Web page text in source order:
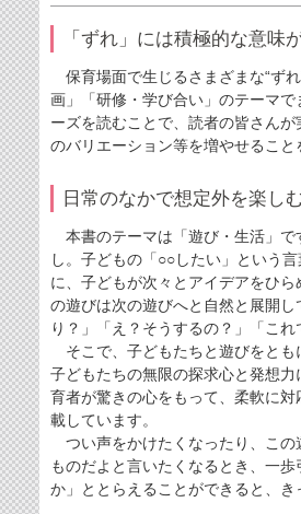
「ずれ」には積極的な意味
保育場面で生じるさまざまな“ず
画」「研修・学び合い」のテーマで
ーズを読むことで、読者の皆さん
のバリエーション等を増やせること
日常のなかで想定外を楽し
本書のテーマは「遊び・生活」で
し。子どもの「○○したい」という
に、子どもが次々とアイデアをひ
の遊びは次の遊びへと自然と展開
り？」「え？そうするの？」「こ
そこで、子どもたちと遊びをとも
子どもたちの無限の探求心と発想
育者が驚きの心をもって、柔軟に
載しています。
つい声をかけたくなったり、この
ものだよと言いたくなるとき、一
か」ととらえることができると、き